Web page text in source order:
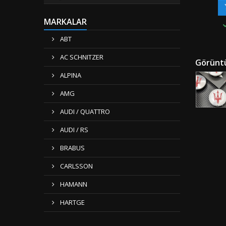
MARKALAR
ABT
AC SCHNITZER
ALPINA
AMG
AUDI / QUATTRO
AUDI / RS
BRABUS
CARLSSON
HAMANN
HARTGE
Gönderi
""